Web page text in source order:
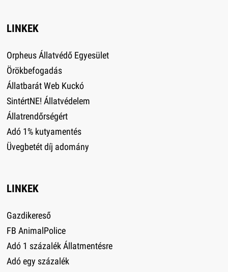
LINKEK
Orpheus Állatvédő Egyesület
Örökbefogadás
Állatbarát Web Kuckó
SintértNE! Állatvédelem
Állatrendőrségért
Adó 1% kutyamentés
Üvegbetét díj adomány
LINKEK
Gazdikereső
FB AnimalPolice
Adó 1 százalék Állatmentésre
Adó egy százalék